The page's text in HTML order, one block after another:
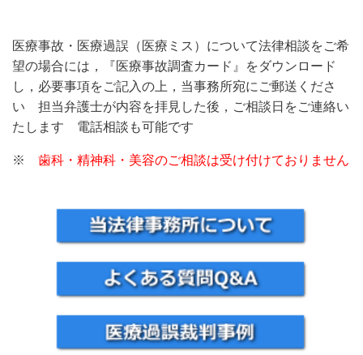
医療事故・医療過誤（医療ミス）について法律相談をご希
望の場合には，『医療事故調査カード』をダウンロード
し，必要事項をご記入の上，当事務所宛にご郵送くださ
い 担当弁護士が内容を拝見した後，ご相談日をご連絡い
たします 電話相談も可能です
※ 歯科・精神科・美容のご相談は受け付けておりません